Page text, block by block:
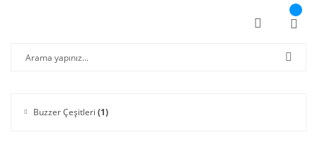
Buzzer Çeşitleri (1)